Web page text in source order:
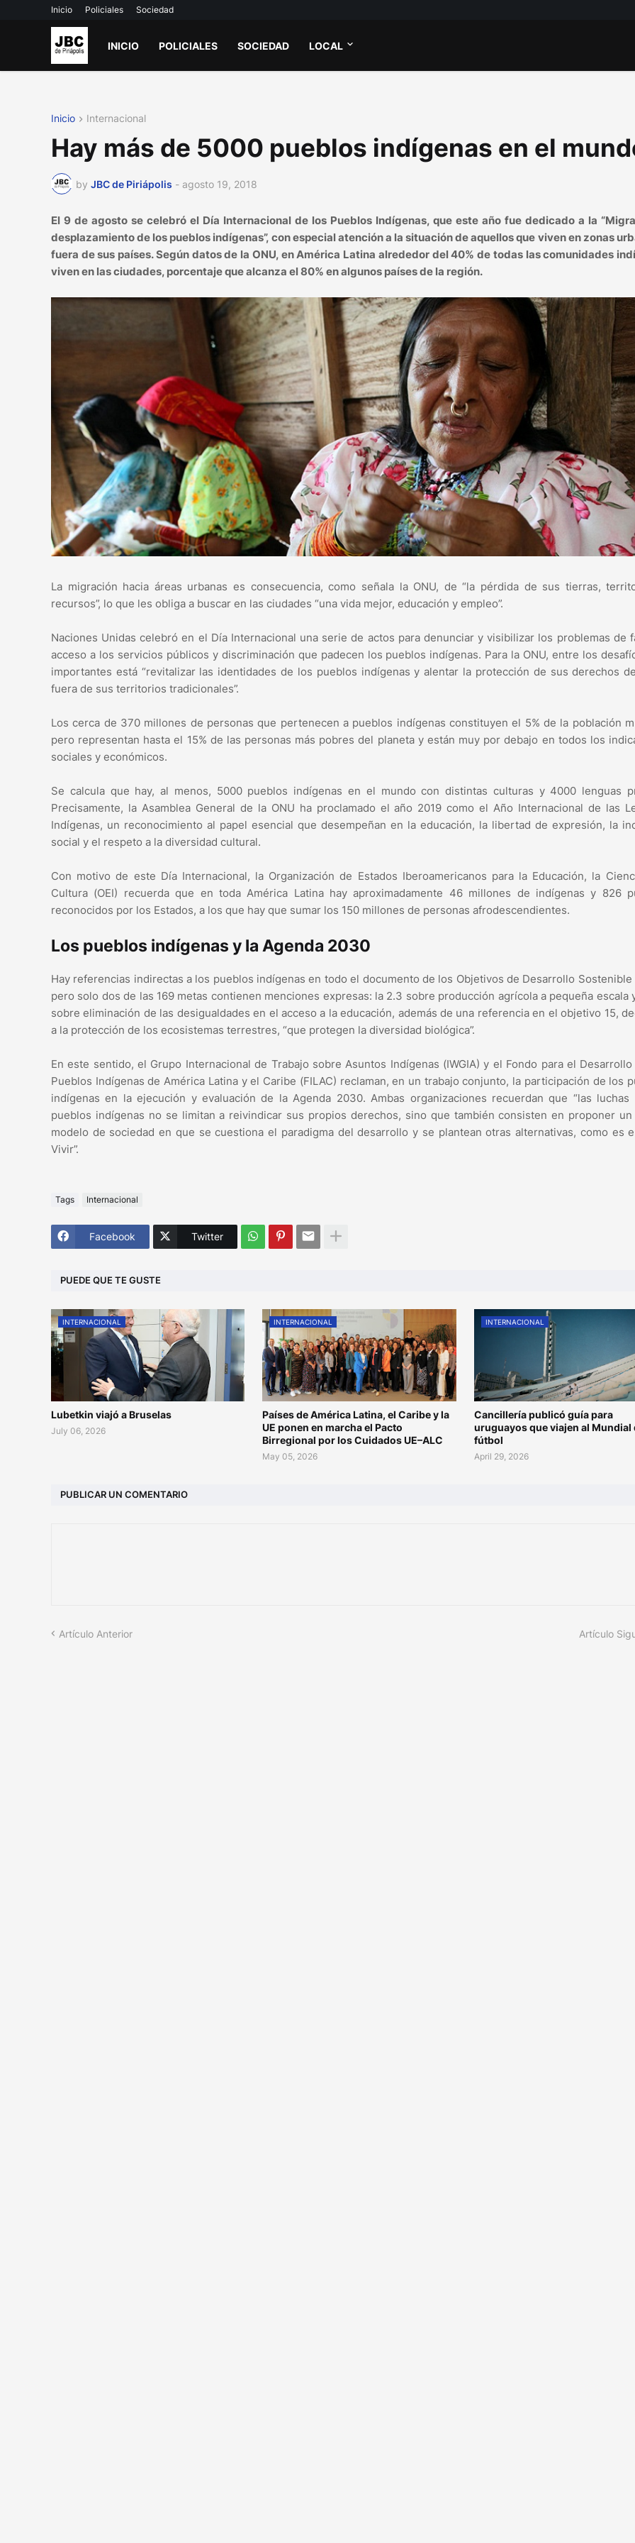
Inicio Policiales Sociedad
INICIO POLICIALES SOCIEDAD LOCAL
Inicio Internacional
Hay más de 5000 pueblos indígenas en el
by JBC de Piriápolis - agosto 19, 2018
El 9 de agosto se celebró el Día Internacional de los Pueblos Indígenas, que este año fue dedicado a la
desplazamiento de los pueblos indígenas”, con especial atención a la situación de aquellos que viven en zonas
fuera de sus países. Según datos de la ONU, en América Latina alrededor del 40% de todas las comunidades
viven en las ciudades, porcentaje que alcanza el 80% en algunos países de la región.
La migración hacia áreas urbanas es consecuencia, como señala la ONU, de “la pérdida de sus tierras,
recursos”, lo que les obliga a buscar en las ciudades “una vida mejor, educación y empleo”.
Naciones Unidas celebró en el Día Internacional una serie de actos para denunciar y visibilizar los problemas de
acceso a los servicios públicos y discriminación que padecen los pueblos indígenas. Para la ONU, entre los
importantes está “revitalizar las identidades de los pueblos indígenas y alentar la protección de sus derechos
fuera de sus territorios tradicionales”.
Los cerca de 370 millones de personas que pertenecen a pueblos indígenas constituyen el 5% de la población
pero representan hasta el 15% de las personas más pobres del planeta y están muy por debajo en todos los
sociales y económicos.
Se calcula que hay, al menos, 5000 pueblos indígenas en el mundo con distintas culturas y 4000 lenguas
Precisamente, la Asamblea General de la ONU ha proclamado el año 2019 como el Año Internacional de las
Indígenas, un reconocimiento al papel esencial que desempeñan en la educación, la libertad de expresión, la
social y el respeto a la diversidad cultural.
Con motivo de este Día Internacional, la Organización de Estados Iberoamericanos para la Educación, la
Cultura (OEI) recuerda que en toda América Latina hay aproximadamente 46 millones de indígenas y 826
reconocidos por los Estados, a los que hay que sumar los 150 millones de personas afrodescendientes.
Los pueblos indígenas y la Agenda 2030
Hay referencias indirectas a los pueblos indígenas en todo el documento de los Objetivos de Desarrollo Sostenible
pero solo dos de las 169 metas contienen menciones expresas: la 2.3 sobre producción agrícola a pequeña escala
sobre eliminación de las desigualdades en el acceso a la educación, además de una referencia en el objetivo 15,
a la protección de los ecosistemas terrestres, “que protegen la diversidad biológica”.
En este sentido, el Grupo Internacional de Trabajo sobre Asuntos Indígenas (IWGIA) y el Fondo para el
Pueblos Indígenas de América Latina y el Caribe (FILAC) reclaman, en un trabajo conjunto, la participación de los
indígenas en la ejecución y evaluación de la Agenda 2030. Ambas organizaciones recuerdan que “las
pueblos indígenas no se limitan a reivindicar sus propios derechos, sino que también consisten en proponer
modelo de sociedad en que se cuestiona el paradigma del desarrollo y se plantean otras alternativas, como es
Vivir”.
Tags Internacional
Facebook Twitter
PUEDE QUE TE GUSTE
INTERNACIONAL
Lubetkin viajó a Bruselas
July 06, 2026
INTERNACIONAL
Países de América Latina, el Caribe y la
UE ponen en marcha el Pacto
Birregional por los Cuidados UE–ALC
May 05, 2026
INTERNACIONAL
Cancillería publicó guía para
uruguayos que viajen al Mundial
fútbol
April 29, 2026
PUBLICAR UN COMENTARIO
Artículo Anterior Artículo